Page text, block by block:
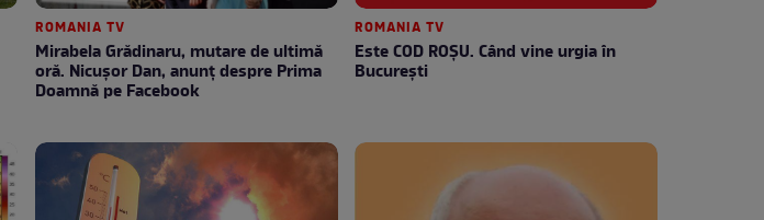
ROMANIA TV
Mirabela Grădinaru, mutare de ultimă
oră. Nicuşor Dan, anunţ despre Prima
Doamnă pe Facebook
ROMANIA TV
Este COD ROŞU. Când vine urgia în
Bucureşti